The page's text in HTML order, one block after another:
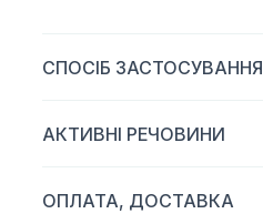
СПОСІБ ЗАСТОСУВАННЯ
АКТИВНІ РЕЧОВИНИ
ОПЛАТА, ДОСТАВКА